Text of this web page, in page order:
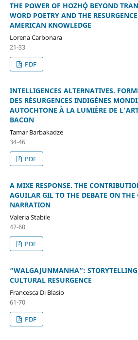
THE POWER OF HOZHǪ́ BEYOND
WORD POETRY AND THE
AMERICAN KNOWLEDGE
Lorena Carbonara
21-33
PDF
INTELLIGENCES ALTERNATIVES.
DES RÉSURGENCES INDIGÈNES
AUTOCHTONE À LA LUMIÈRE DE
BACON
Tamar Barbakadze
34-46
PDF
A MIXE RESPONSE. THE
AGUILAR GIL TO THE DEBATE ON THE
NARRATION
Valeria Stabile
47-60
PDF
“WALGAJUNMANHA”:
CULTURAL RESURGENCE
Francesca Di Blasio
61-70
PDF